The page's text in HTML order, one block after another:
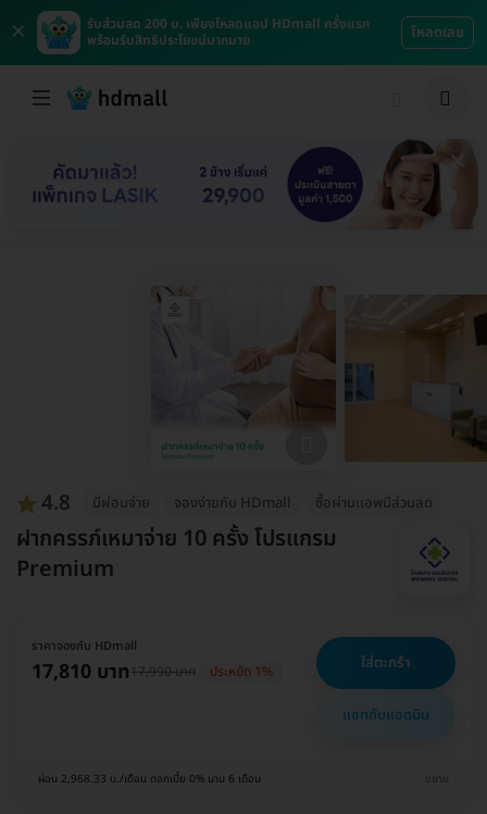
×
รับส่วนลด 200 บ. เพียงโหลดแอป HDmall ครั้งแรก
พร้อมรับสิทธิประโยชน์มากมาย
โหลดเลย
4.8 มีผ่อนจ่าย จองง่ายกับ HDmall ซื้อผ่านเเอพมีส่วนลด
ฝากครรภ์เหมาจ่าย 10 ครั้ง โปรแกรม
Premium
ราคาจองกับ HDmall
17,810 บาท17,990 บาท ประหยัด 1% ใส่ตะกร้า
แชทกับแอดมิน
ผ่อน 2,968.33 บ./เดือน ดอกเบี้ย 0% นาน 6 เดือน ขยาย